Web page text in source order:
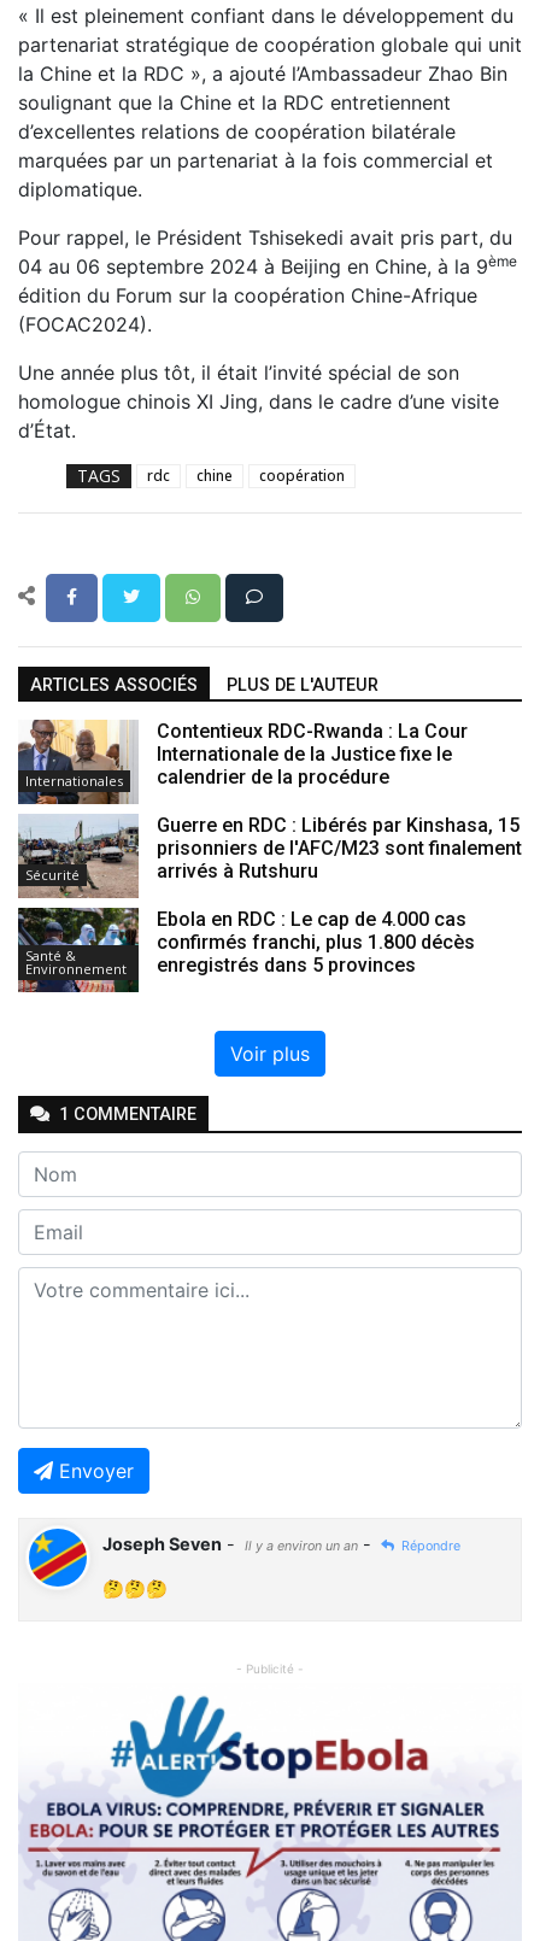
« Il est pleinement confiant dans le développement du
partenariat stratégique de coopération globale qui unit
la Chine et la RDC », a ajouté l’Ambassadeur Zhao Bin
soulignant que la Chine et la RDC entretiennent
d’excellentes relations de coopération bilatérale
marquées par un partenariat à la fois commercial et
diplomatique.
Pour rappel, le Président Tshisekedi avait pris part, du
04 au 06 septembre 2024 à Beijing en Chine, à la 9ème
édition du Forum sur la coopération Chine-Afrique
(FOCAC2024).
Une année plus tôt, il était l’invité spécial de son
homologue chinois XI Jing, dans le cadre d’une visite
d’État.
TAGS rdc chine coopération
ARTICLES ASSOCIÉS PLUS DE L'AUTEUR
Internationales
Contentieux RDC-Rwanda : La Cour
Internationale de la Justice fixe le
calendrier de la procédure
Sécurité
Guerre en RDC : Libérés par Kinshasa, 15
prisonniers de l'AFC/M23 sont finalement
arrivés à Rutshuru
Santé &
Environnement
Ebola en RDC : Le cap de 4.000 cas
confirmés franchi, plus 1.800 décès
enregistrés dans 5 provinces
Voir plus
1 COMMENTAIRE
Envoyer
Joseph Seven - Il y a environ un an - Répondre
🤔🤔🤔
- Publicité -
Previous Next